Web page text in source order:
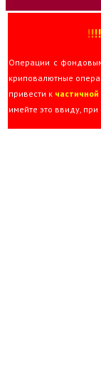
!!!!
Операции с
криповалютные
привести к
имейте это ввиду,